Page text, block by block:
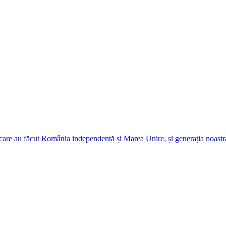
au făcut România independentă și Marea Unire, și generația